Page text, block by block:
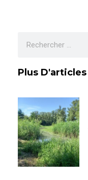
Plus D'articles